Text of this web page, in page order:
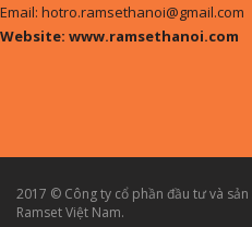
Email: hotro.ramsethanoi@gmail.com
Website: www.ramsethanoi.com
2017 © Công ty cổ phần đầu tư và
Ramset Việt Nam.